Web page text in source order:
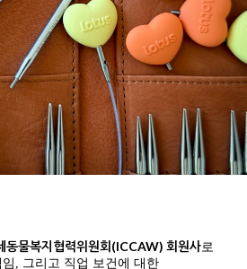
동물복지협력위원회(ICCAW) 회원사로
, 그리고 직업 보건에 대한